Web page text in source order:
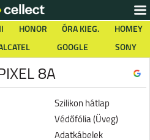
HONOR ÓRA KIEG.
HOMEY
GOOGLE SONY
8A
Szilikon hátlap
Védőfólia (Üveg)
Adatkábelek